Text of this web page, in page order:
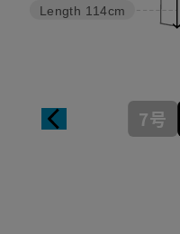
Length 114cm
7号